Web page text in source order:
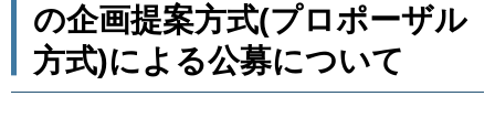
の企画提案方式(プロポーザル
方式)による公募について